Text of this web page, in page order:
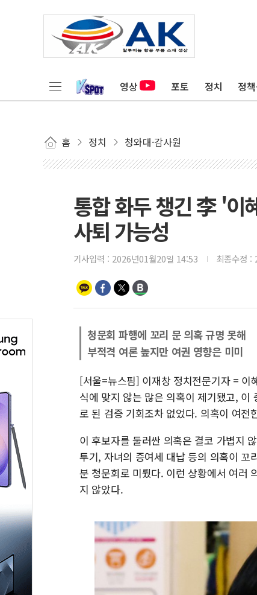
영상 포토 정치 정
홈 정치 청와대·감사원
통합 화두 챙긴 李 '이
사퇴 가능성
기사입력 : 2026년01월20일 14:53 최종수정 :
청문회 파행에 꼬리 문 의혹 규명 못해
부적격 여론 높지만 여권 영향은 미미
[서울=뉴스핌] 이재창 정치전문기자 = 이
식에 맞지 않는 많은 의혹이 제기됐고,
로 된 검증 기회조차 없었다. 의혹이 여전
이 후보자를 둘러싼 의혹은 결코 가볍지
투기, 자녀의 증여세 대납 등의 의혹이 꼬
분 청문회로 미뤘다. 이런 상황에서 여러
지 않았다.